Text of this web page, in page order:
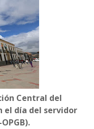
Central del
el día del servidor